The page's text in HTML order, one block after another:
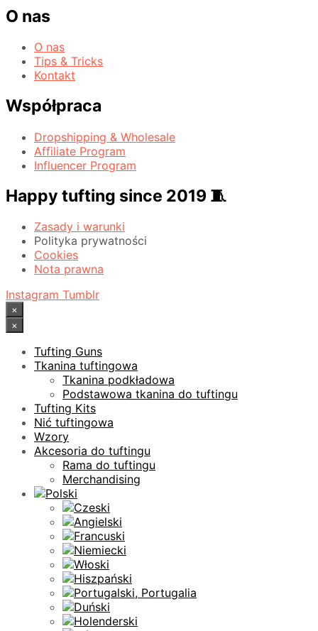
O nas
O nas
Tips & Tricks
Kontakt
Współpraca
Dropshipping & Wholesale
Affiliate Program
Influencer Program
Happy tufting since 2019 🧵
Zasady i warunki
Polityka prywatności
Cookies
Nota prawna
Instagram Tumblr
×
×
Tufting Guns
Tkanina tuftingowa
Tkanina podkładowa
Podstawowa tkanina do tuftingu
Tufting Kits
Nić tuftingowa
Wzory
Akcesoria do tuftingu
Rama do tuftingu
Merchandising